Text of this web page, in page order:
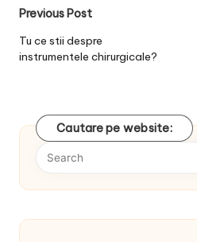
Post
navigation
Previous Post
Tu ce stii despre
instrumentele chirurgicale?
Cautare pe website: